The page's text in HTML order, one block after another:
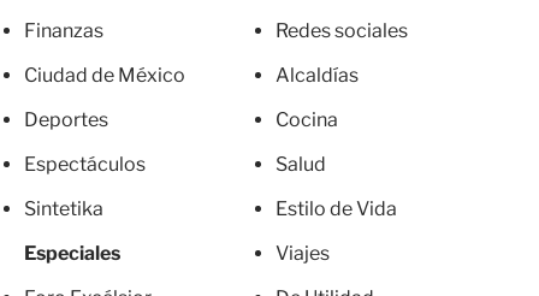
Finanzas
Ciudad de México
Deportes
Espectáculos
Sintetika
Especiales
Redes sociales
Alcaldías
Cocina
Salud
Estilo de Vida
Viajes